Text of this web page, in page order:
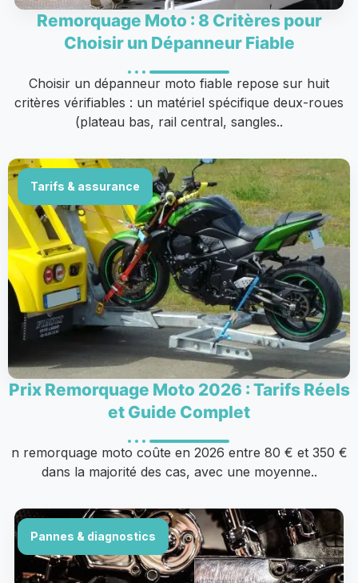
Remorquage Moto : 8 Critères pour
Choisir un Dépanneur Fiable
Choisir un dépanneur moto fiable repose sur huit
critères vérifiables : un matériel spécifique deux-roues
(plateau bas, rail central, sangles..
Tarifs & assurance
Prix Remorquage Moto 2026 : Tarifs Réels
et Guide Complet
n remorquage moto coûte en 2026 entre 80 € et 350 €
dans la majorité des cas, avec une moyenne..
Pannes & diagnostics